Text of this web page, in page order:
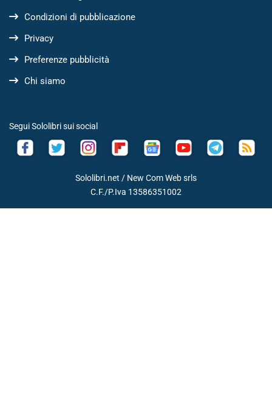
Condizioni di pubblicazione
Privacy
Preferenze pubblicità
Chi siamo
Segui Sololibri sui social
Sololibri.net / New Com Web srls
C.F./P.Iva 13586351002